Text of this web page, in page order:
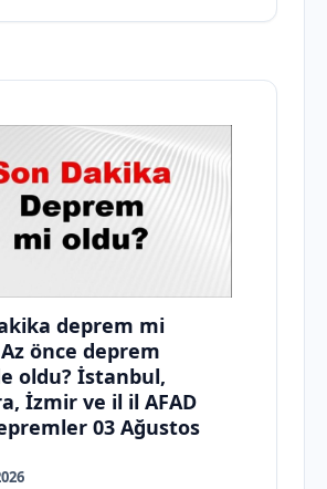
deprem mi
önce deprem
oldu? İstanbul,
İzmir ve il il AFAD
03 Ağustos